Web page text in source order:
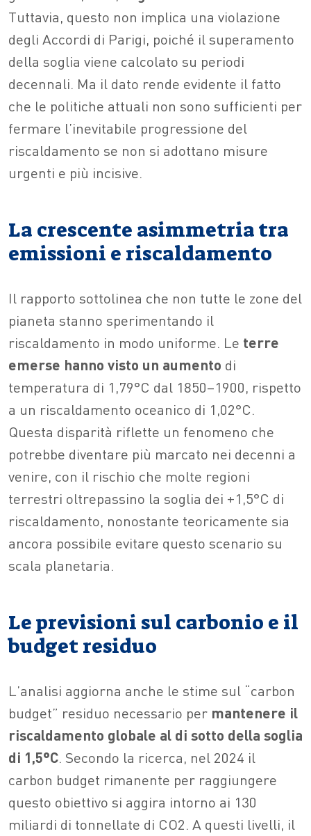
Tuttavia, questo non implica una violazione
degli Accordi di Parigi, poiché il superamento
della soglia viene calcolato su periodi
decennali. Ma il dato rende evidente il fatto
che le politiche attuali non sono sufficienti per
fermare l’inevitabile progressione del
riscaldamento se non si adottano misure
urgenti e più incisive.
La crescente asimmetria tra
emissioni e riscaldamento
Il rapporto sottolinea che non tutte le zone del
pianeta stanno sperimentando il
riscaldamento in modo uniforme. Le terre
emerse hanno visto un aumento di
temperatura di 1,79°C dal 1850–1900, rispetto
a un riscaldamento oceanico di 1,02°C.
Questa disparità riflette un fenomeno che
potrebbe diventare più marcato nei decenni a
venire, con il rischio che molte regioni
terrestri oltrepassino la soglia dei +1,5°C di
riscaldamento, nonostante teoricamente sia
ancora possibile evitare questo scenario su
scala planetaria.
Le previsioni sul carbonio e il
budget residuo
L’analisi aggiorna anche le stime sul “carbon
budget” residuo necessario per mantenere il
riscaldamento globale al di sotto della soglia
di 1,5°C. Secondo la ricerca, nel 2024 il
carbon budget rimanente per raggiungere
questo obiettivo si aggira intorno ai 130
miliardi di tonnellate di CO2. A questi livelli, il